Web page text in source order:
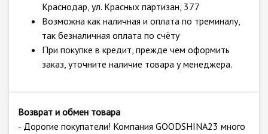
Краснодар, ул. Красных партизан, 377
Возможна как наличная и оплата по треминалу,
так безналичная оплата по счёту
При покупке в кредит, прежде чем оформить
заказ, уточните наличие товара у менеджера.
Возврат и обмен товара
- Дорогие покупатели! Компания GOODSHINA23 много